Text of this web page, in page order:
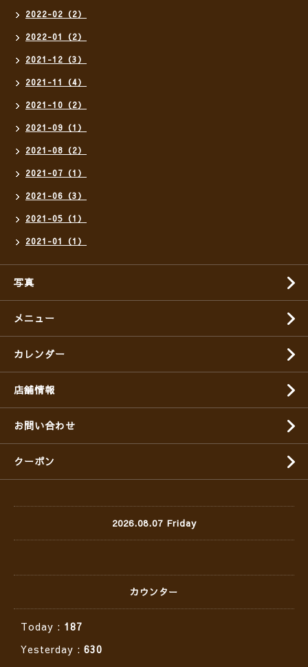
2022-02（2）
2022-01（2）
2021-12（3）
2021-11（4）
2021-10（2）
2021-09（1）
2021-08（2）
2021-07（1）
2021-06（3）
2021-05（1）
2021-01（1）
写真
メニュー
カレンダー
店舗情報
お問い合わせ
クーポン
2026.08.07 Friday
カウンター
Today : 187
Yesterday : 630